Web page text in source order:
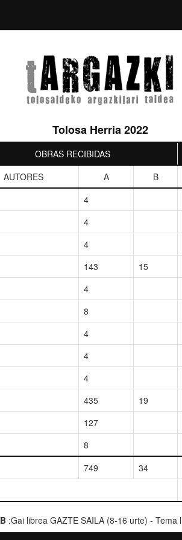
Tolosa Herria 2022
OBRAS RECIBIDAS
AUTORES A B
4
4
4
143 15
4
8
4
4
4
435 19
127
8
749 34
B :Gai librea GAZTE SAILA (8-16 urte) - Tema